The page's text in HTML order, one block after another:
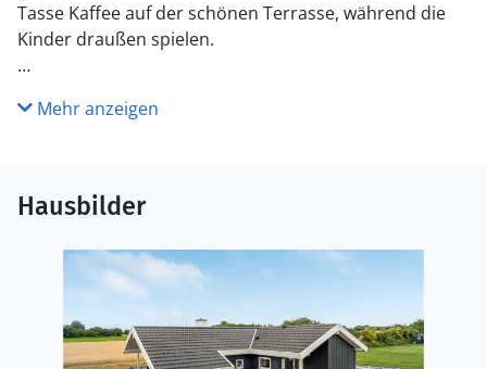
Tasse Kaffee auf der schönen Terrasse, während die
Kinder draußen spielen.
Möglichkeiten für Aktivitäten mit der ganzen Familie.
Natur und das charmante Städtchen Sønderborg mit
Cafés und Boutiquen viel Abwechslung.
Mehr anzeigen
Hausbilder